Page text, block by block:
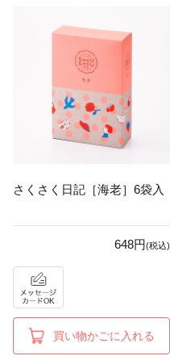
さくさく日記［海老］6袋入
648円(税込)
買い物かごに入れる